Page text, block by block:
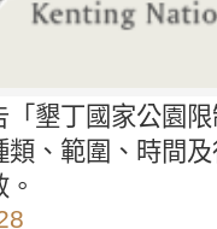
「墾丁國家公園
類、範圍、時間